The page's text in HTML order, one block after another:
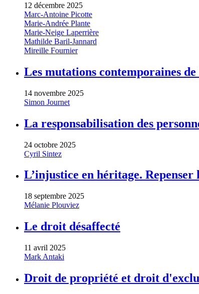
12 décembre 2025
Marc-Antoine Picotte
Marie-Andrée Plante
Marie-Neige Laperrière
Mathilde Baril-Jannard
Mireille Fournier
Les mutations contemporaines
14 novembre 2025
Simon Journet
La responsabilisation des
24 octobre 2025
Cyril Sintez
L’injustice en héritage.
18 septembre 2025
Mélanie Plouviez
Le droit désaffecté
11 avril 2025
Mark Antaki
Droit de propriété et droit